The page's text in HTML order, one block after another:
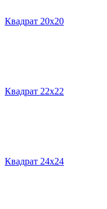
Квадрат 20х20
Квадрат 22х22
Квадрат 24х24